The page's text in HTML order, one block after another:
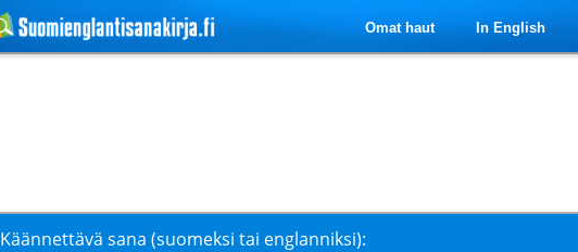
Omat haut In English
Käännettävä sana (suomeksi tai englanniksi):